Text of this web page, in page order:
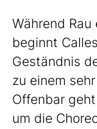
Während
beginnt
Geständnis
zu einem
Offenbar
um die